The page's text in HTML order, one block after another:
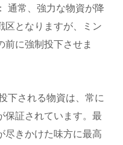
通常、強力な物資が降
区となりますが、ミン
前に強制投下させま
下される物資は、常に
保証されています。最
尽きかけた味方に最高